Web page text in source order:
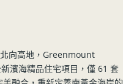
向高地，Greenmount
濱海精品住宅項目，僅 61 套